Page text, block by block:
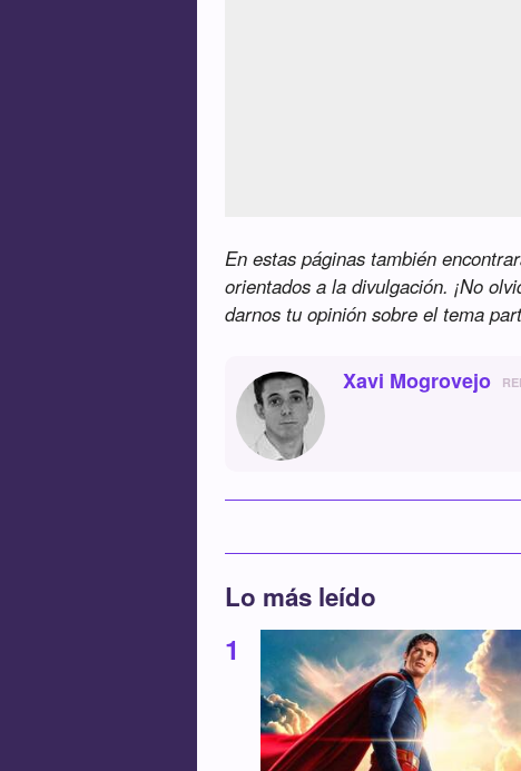
En estas páginas también
orientados a la divulgación. ¡No
darnos tu opinión sobre el tema
Xavi Mogrovejo
Lo más leído